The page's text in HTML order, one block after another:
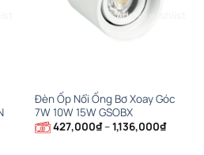
Add to wishlist
Đèn Ốp Nổi Ống Bơ Xoay Góc
7W 10W 15W GSOBX
427,000₫–1,136,000₫Khoảng
giá: